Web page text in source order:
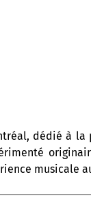
dédié à
musicale